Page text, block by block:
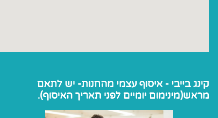
קינג בייבי - איסוף עצמי מהחנות- יש לתאם
מראש(מינימום יומיים לפני תאריך האיסוף).